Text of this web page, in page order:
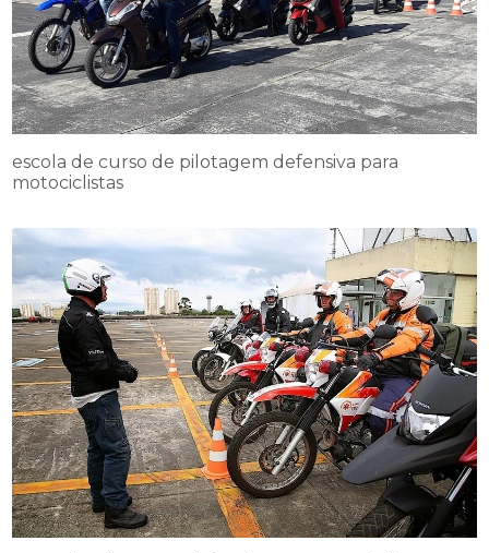
escola de curso de pilotagem defensiva para
motociclistas